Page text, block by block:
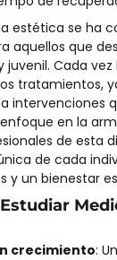
estética se ha
aquellos que
Cada
tratamientos,
intervenciones
en la
de esta
de cada
y un bienestar
crecimiento: